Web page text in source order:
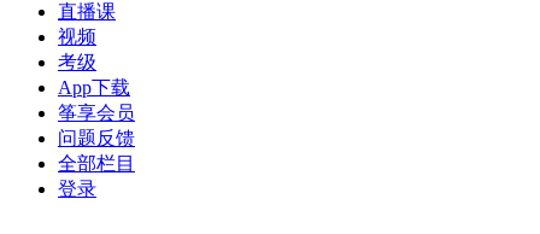
直播课
视频
考级
App下载
筝享会员
问题反馈
全部栏目
登录